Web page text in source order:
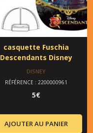
casquette Fuschia
Descendants Disney
DISNEY
RÉFÉRENCE : 2200000961
5€
AJOUTER AU PANIER